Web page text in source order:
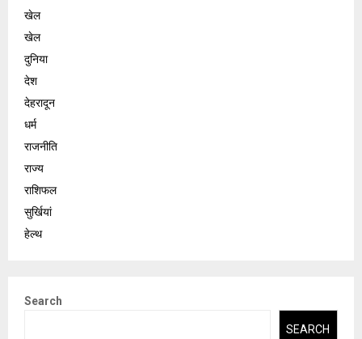
खेल
खेल
दुनिया
देश
देहरादून
धर्म
राजनीति
राज्य
राशिफल
सुर्खियां
हेल्थ
Search
SEARCH